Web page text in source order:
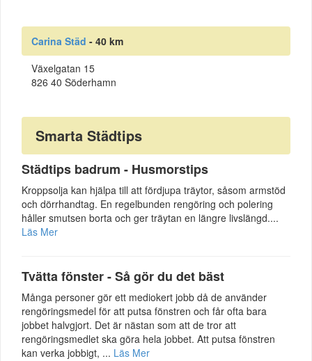
Carina Städ - 40 km
Växelgatan 15
826 40 Söderhamn
Smarta Städtips
Städtips badrum - Husmorstips
Kroppsolja kan hjälpa till att fördjupa träytor, såsom armstöd
och dörrhandtag. En regelbunden rengöring och polering
håller smutsen borta och ger träytan en längre livslängd....
Läs Mer
Tvätta fönster - Så gör du det bäst
Många personer gör ett mediokert jobb då de använder
rengöringsmedel för att putsa fönstren och får ofta bara
jobbet halvgjort. Det är nästan som att de tror att
rengöringsmedlet ska göra hela jobbet. Att putsa fönstren
kan verka jobbigt, ... Läs Mer